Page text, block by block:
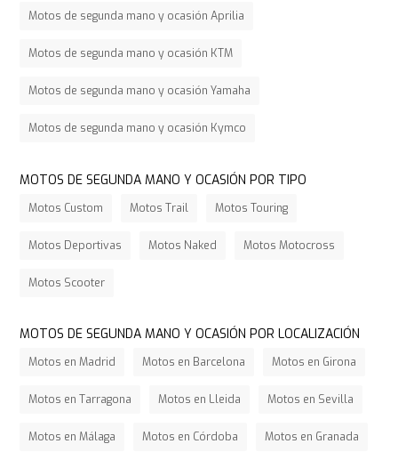
Motos de segunda mano y ocasión Aprilia
Motos de segunda mano y ocasión KTM
Motos de segunda mano y ocasión Yamaha
Motos de segunda mano y ocasión Kymco
MOTOS DE SEGUNDA MANO Y OCASIÓN POR TIPO
Motos Custom Motos Trail Motos Touring
Motos Deportivas Motos Naked Motos Motocross
Motos Scooter
MOTOS DE SEGUNDA MANO Y OCASIÓN POR LOCALIZACIÓN
Motos en Madrid Motos en Barcelona Motos en Girona
Motos en Tarragona Motos en Lleida Motos en Sevilla
Motos en Málaga Motos en Córdoba Motos en Granada